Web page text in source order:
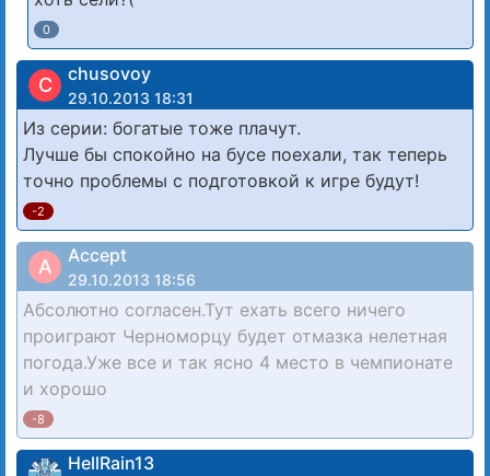
0
C chusovoy
29.10.2013 18:31
Из серии: богатые тоже плачут.
Лучше бы спокойно на бусе поехали, так теперь
точно проблемы с подготовкой к игре будут!
-2
A Accept
29.10.2013 18:56
Абсолютно согласен.Тут ехать всего ничего
проиграют Черноморцу будет отмазка нелетная
погода.Уже все и так ясно 4 место в чемпионате
и хорошо
-8
HellRain13